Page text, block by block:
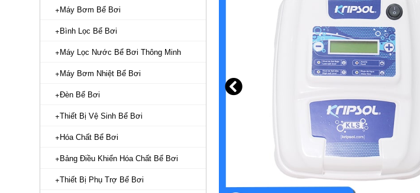
Máy Bơm Bể Bơi
Bình Lọc Bể Bơi
Máy Lọc Nước Bể Bơi Thông Minh
Máy Bơm Nhiệt Bể Bơi
Đèn Bể Bơi
Thiết Bị Vệ Sinh Bể Bơi
Hóa Chất Bể Bơi
Bảng Điều Khiển Hóa Chất Bể Bơi
Thiết Bị Phụ Trợ Bể Bơi